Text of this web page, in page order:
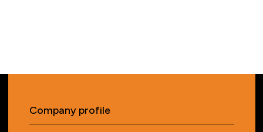
Company profile